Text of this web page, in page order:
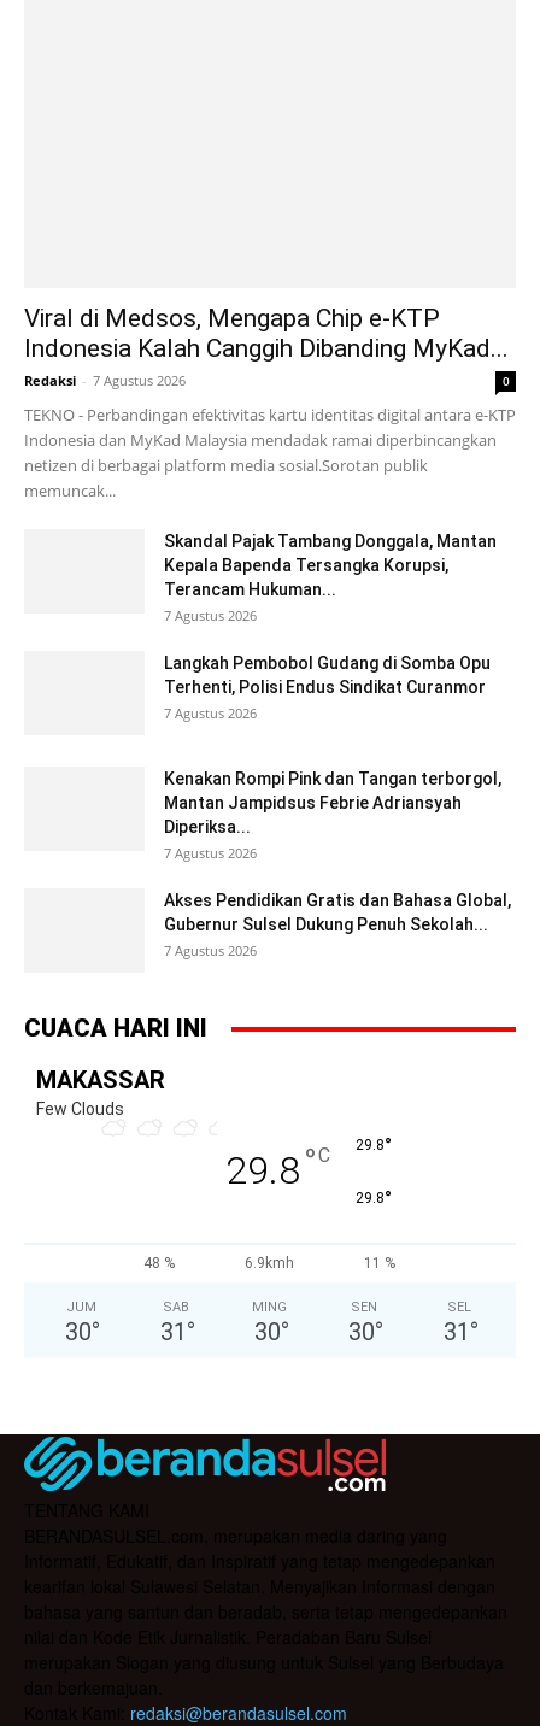
Viral di Medsos, Mengapa Chip e-KTP
Indonesia Kalah Canggih Dibanding MyKad...
Redaksi - 7 Agustus 2026 0
TEKNO - Perbandingan efektivitas kartu identitas digital antara e-KTP
Indonesia dan MyKad Malaysia mendadak ramai diperbincangkan
netizen di berbagai platform media sosial.Sorotan publik
memuncak...
Skandal Pajak Tambang Donggala, Mantan
Kepala Bapenda Tersangka Korupsi,
Terancam Hukuman...
7 Agustus 2026
Langkah Pembobol Gudang di Somba Opu
Terhenti, Polisi Endus Sindikat Curanmor
7 Agustus 2026
Kenakan Rompi Pink dan Tangan terborgol,
Mantan Jampidsus Febrie Adriansyah
Diperiksa...
7 Agustus 2026
Akses Pendidikan Gratis dan Bahasa Global,
Gubernur Sulsel Dukung Penuh Sekolah...
7 Agustus 2026
CUACA HARI INI
MAKASSAR
Few Clouds
29.8°C 29.8°
29.8°
48 % 6.9kmh 11 %
JUM
30°
SAB
31 °
MING
30°
SEN
30°
SEL
31 °
redaksi@berandasulsel.com